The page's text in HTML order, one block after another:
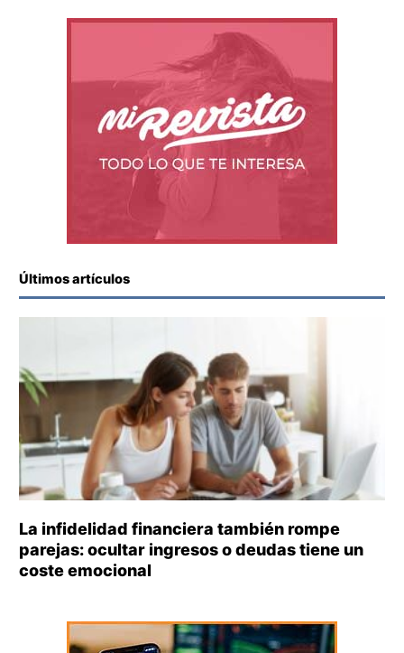
Últimos artículos
La infidelidad financiera también rompe
parejas: ocultar ingresos o deudas tiene un
coste emocional